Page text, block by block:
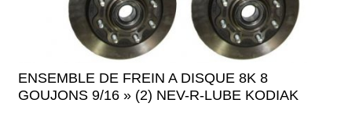
ENSEMBLE DE FREIN A DISQUE 8K 8
GOUJONS 9/16 » (2) NEV-R-LUBE KODIAK